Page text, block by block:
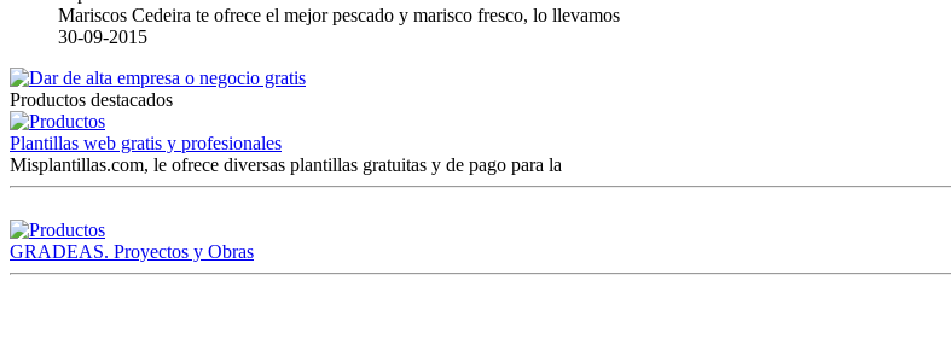
Mariscos Cedeira te ofrece el mejor pescado y marisco fresco, lo llevamos
30-09-2015
Productos destacados
Plantillas web gratis y profesionales
Misplantillas.com, le ofrece diversas plantillas gratuitas y de pago para la
GRADEAS. Proyectos y Obras